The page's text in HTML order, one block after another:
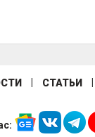
СТАТЬИ